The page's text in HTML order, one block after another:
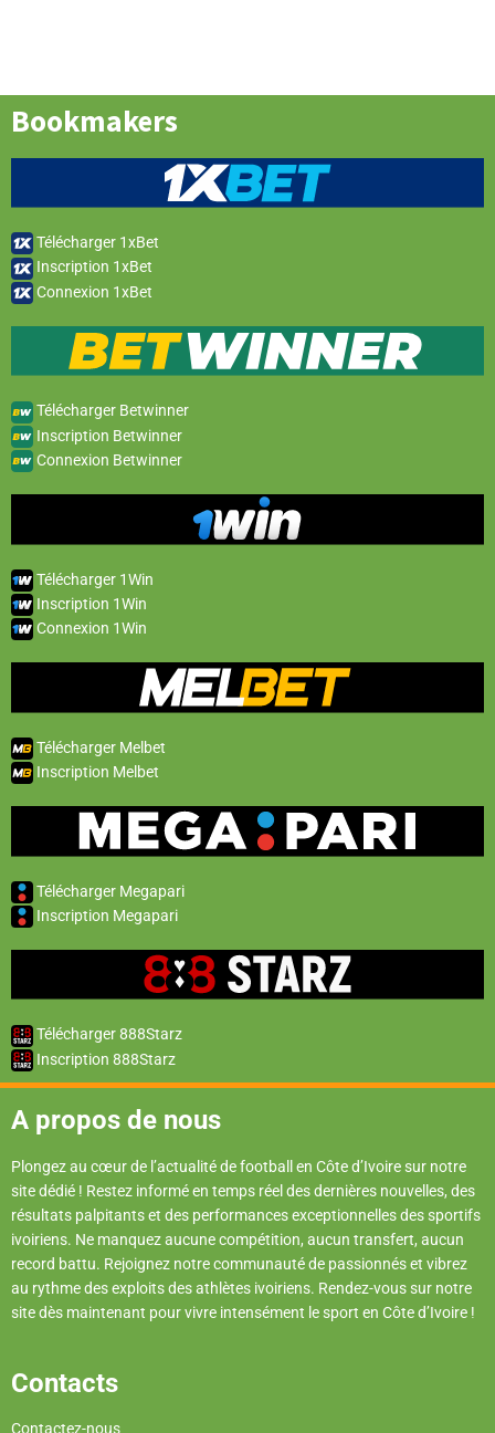
Bookmakers
Télécharger 1xBet
Inscription 1xBet
Connexion 1xBet
Télécharger Betwinner
Inscription Betwinner
Connexion Betwinner
Télécharger 1Win
Inscription 1Win
Connexion 1Win
Télécharger Melbet
Inscription Melbet
Télécharger Megapari
Inscription Megapari
Télécharger 888Starz
Inscription 888Starz
A propos de nous
Plongez au cœur de l’actualité de football en Côte d’Ivoire sur notre
site dédié ! Restez informé en temps réel des dernières nouvelles, des
résultats palpitants et des performances exceptionnelles des sportifs
ivoiriens. Ne manquez aucune compétition, aucun transfert, aucun
record battu. Rejoignez notre communauté de passionnés et vibrez
au rythme des exploits des athlètes ivoiriens. Rendez-vous sur notre
site dès maintenant pour vivre intensément le sport en Côte d’Ivoire !
Contacts
Contactez-nous